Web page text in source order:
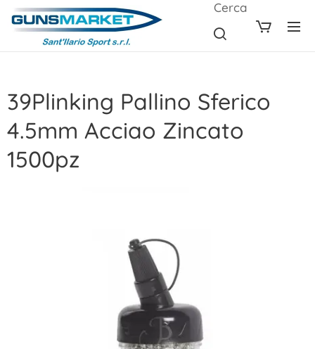
Cerca
39Plinking Pallino Sferico
4.5mm Acciao Zincato
1500pz